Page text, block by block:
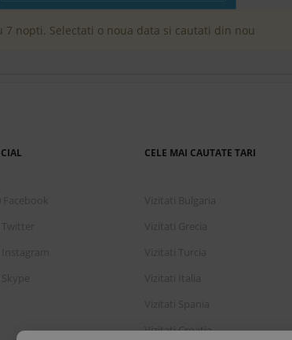
nopti. Selectati o noua data si cautati din nou
CELE MAI CAUTATE TARI
Vizitati Croatia